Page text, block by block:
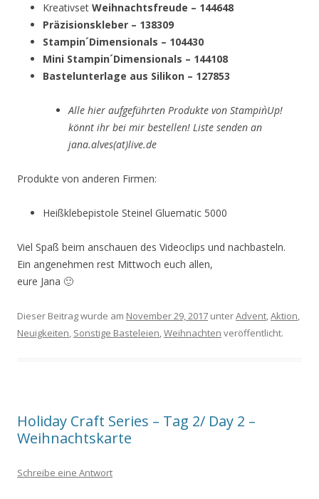
Kreativset Weihnachtsfreude – 144648
Präzisionskleber – 138309
Stampin´Dimensionals – 104430
Mini Stampin´Dimensionals – 144108
Bastelunterlage aus Silikon – 127853
Alle hier aufgeführten Produkte von Stampin`Up!
könnt ihr bei mir bestellen! Liste senden an
jana.alves(at)live.de
Produkte von anderen Firmen:
Heißklebepistole Steinel Gluematic 5000
Viel Spaß beim anschauen des Videoclips und nachbasteln.
Ein angenehmen rest Mittwoch euch allen,
eure Jana 🙂
Dieser Beitrag wurde am November 29, 2017 unterAdvent,Aktion,
Neuigkeiten, Sonstige Basteleien,Weihnachten veröffentlicht.
Holiday Craft Series – Tag 2/ Day 2 –
Weihnachtskarte
Schreibe eine Antwort